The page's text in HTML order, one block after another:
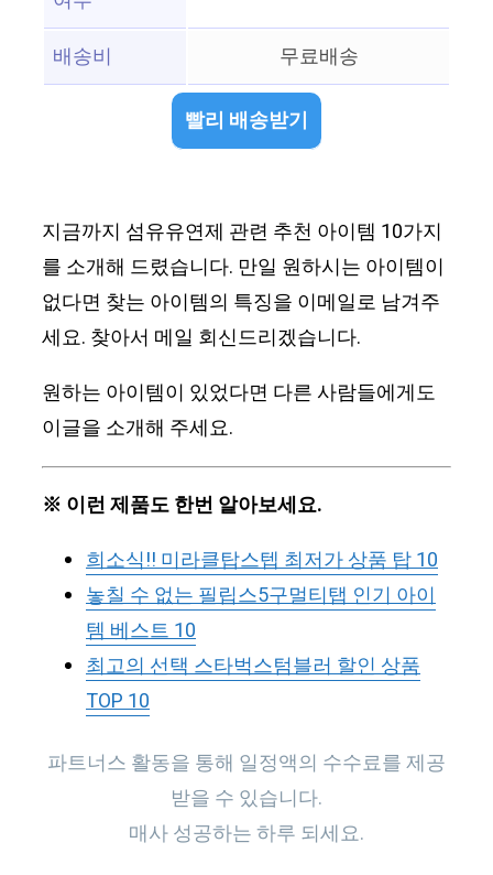
배송비 무료배송
빨리 배송받기
지금까지 섬유유연제 관련 추천 아이템 10가지
를 소개해 드렸습니다. 만일 원하시는 아이템이
없다면 찾는 아이템의 특징을 이메일로 남겨주
세요. 찾아서 메일 회신드리겠습니다.
원하는 아이템이 있었다면 다른 사람들에게도
이글을 소개해 주세요.
※ 이런 제품도 한번 알아보세요.
희소식!! 미라클탑스텝 최저가 상품 탑 10
놓칠 수 없는 필립스5구멀티탭 인기 아이
템 베스트 10
최고의 선택 스타벅스텀블러 할인 상품
TOP 10
파트너스 활동을 통해 일정액의 수수료를 제공
받을 수 있습니다.
매사 성공하는 하루 되세요.